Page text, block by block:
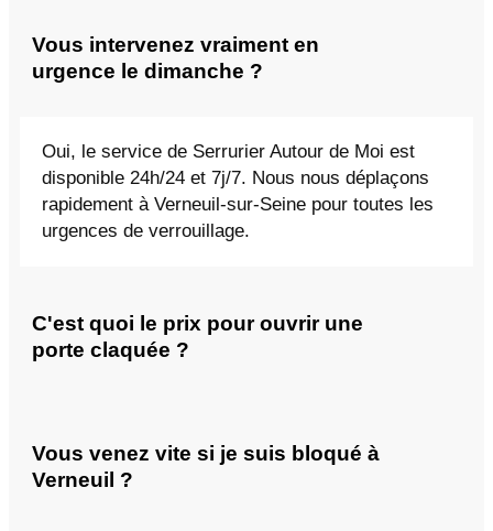
Vous intervenez vraiment en
urgence le dimanche ?
Oui, le service de Serrurier Autour de Moi est
disponible 24h/24 et 7j/7. Nous nous déplaçons
rapidement à Verneuil-sur-Seine pour toutes les
urgences de verrouillage.
C'est quoi le prix pour ouvrir une
porte claquée ?
Vous venez vite si je suis bloqué à
Verneuil ?